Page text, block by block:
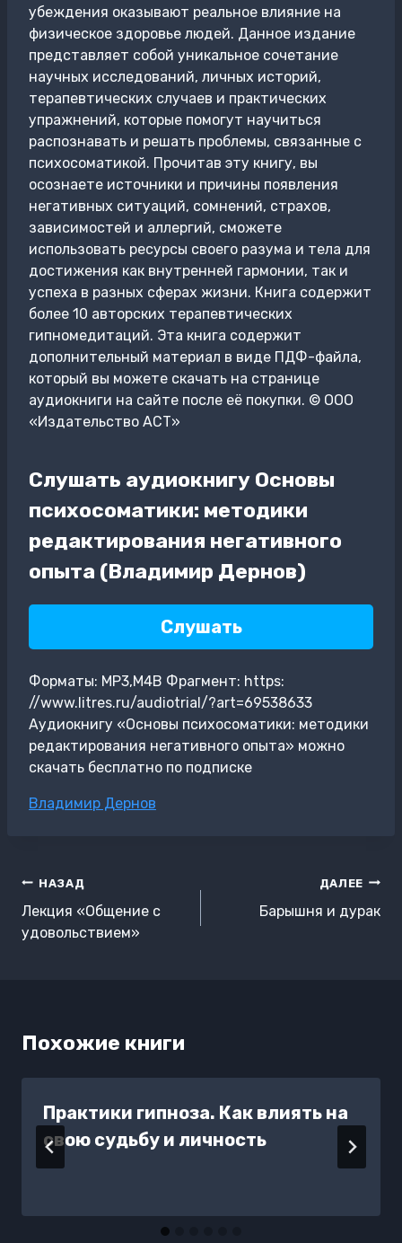
убеждения оказывают реальное влияние на
физическое здоровье людей. Данное издание
представляет собой уникальное сочетание
научных исследований, личных историй,
терапевтических случаев и практических
упражнений, которые помогут научиться
распознавать и решать проблемы, связанные с
психосоматикой. Прочитав эту книгу, вы
осознаете источники и причины появления
негативных ситуаций, сомнений, страхов,
зависимостей и аллергий, сможете
использовать ресурсы своего разума и тела для
достижения как внутренней гармонии, так и
успеха в разных сферах жизни. Книга содержит
более 10 авторских терапевтических
гипномедитаций. Эта книга содержит
дополнительный материал в виде ПДФ-файла,
который вы можете скачать на странице
аудиокниги на сайте после её покупки. © ООО
«Издательство АСТ»
Слушать аудиокнигу Основы
психосоматики: методики
редактирования негативного
опыта (Владимир Дернов)
Слушать
Форматы: MP3,M4B Фрагмент: https:
//www.litres.ru/audiotrial/?art=69538633
Аудиокнигу «Основы психосоматики: методики
редактирования негативного опыта» можно
скачать бесплатно по подписке
Метки
Владимир Дернов
Навигация
по
записям
НАЗАД
Лекция «Общение с
удовольствием»
ДАЛЕЕ
Барышня и дурак
Похожие книги
Практики гипноза. Как влиять на
свою судьбу и личность